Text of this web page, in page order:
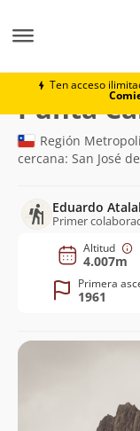
Ten acceso
Punta
Región
cercana: San José
Eduardo
Primer
Altitud
4.007m
Primera
1961